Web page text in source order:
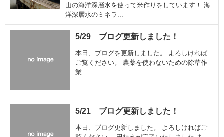
山の海洋深層水を使って米作りをしています！ 海
洋深層水のミネラ...
5/29 ブログ更新しました！
本日、ブログを更新しました。 よろしければ
ご覧ください。 農薬を使わないための除草作
業
5/21 ブログ更新しました！
本日、ブログ更新しました。 よろしければご